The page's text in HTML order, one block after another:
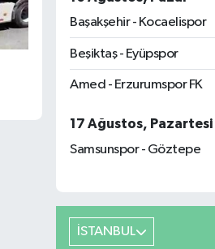
Başakşehir - Kocaelispor
Beşiktaş - Eyüpspor
Amed - Erzurumspor FK
17 Ağustos, Pazartesi
Samsunspor - Göztepe
İSTANBUL